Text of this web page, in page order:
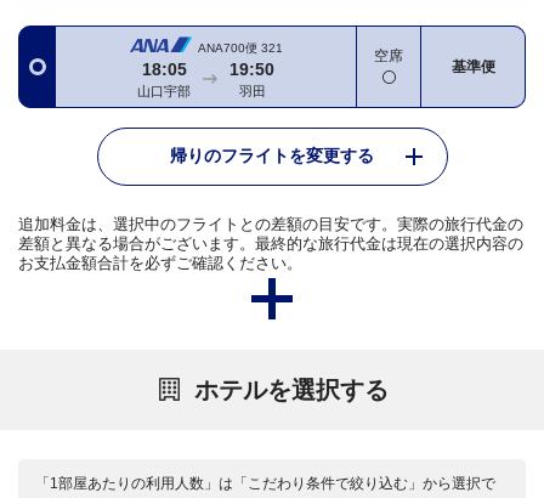
ANA700便 321
18:05
山口宇部
19:50
羽田
空席
基準便
帰りのフライトを変更する
追加料金は、選択中のフライトとの差額の目安です。実際の旅行代金の
差額と異なる場合がございます。最終的な旅行代金は現在の選択内容の
お支払金額合計を必ずご確認ください。
ホテルを選択する
「1部屋あたりの利用人数」は「こだわり条件で絞り込む」から選択で